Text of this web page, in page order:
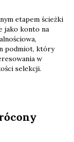
etapem ścieżki
jako konto na
podmiot, który
w
selekcji.